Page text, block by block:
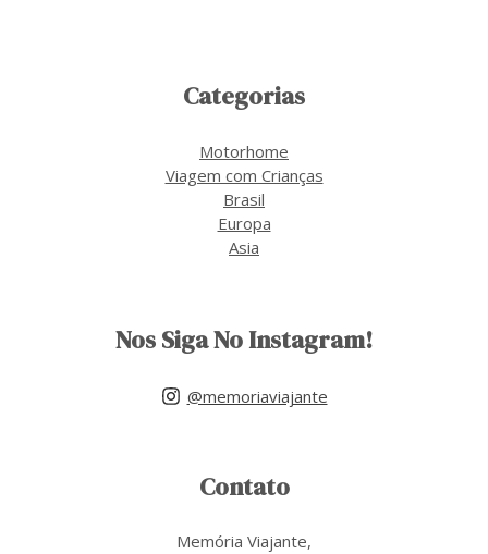
Categorias
Motorhome
Viagem com Crianças
Brasil
Europa
Asia
Nos Siga No Instagram!
@memoriaviajante
Contato
Memória Viajante,